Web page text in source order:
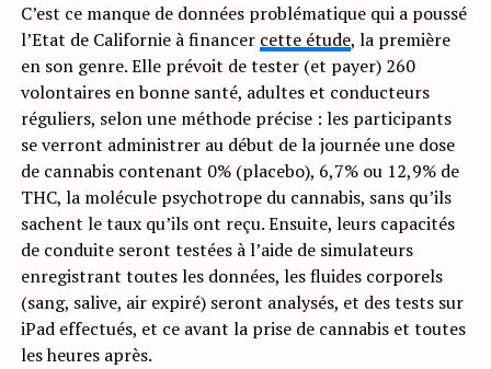
C’est ce manque de données problématique qui a poussé
l’Etat de Californie à financer cette étude, la première
en son genre. Elle prévoit de tester (et payer) 260
volontaires en bonne santé, adultes et conducteurs
réguliers, selon une méthode précise : les participants
se verront administrer au début de la journée une dose
de cannabis contenant 0% (placebo), 6,7% ou 12,9% de
THC, la molécule psychotrope du cannabis, sans qu’ils
sachent le taux qu’ils ont reçu. Ensuite, leurs capacités
de conduite seront testées à l’aide de simulateurs
enregistrant toutes les données, les fluides corporels
(sang, salive, air expiré) seront analysés, et des tests sur
iPad effectués, et ce avant la prise de cannabis et toutes
les heures après.